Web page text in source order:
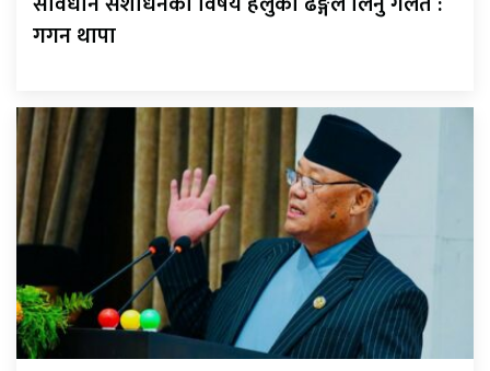
गगन थापा